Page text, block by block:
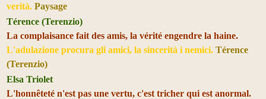
verità. Paysage
Térence (Terenzio)
La complaisance fait des amis, la vérité engendre la haine.
L'adulazione procura gli amici, la sincerità i nemici. Térence
(Terenzio)
Elsa Triolet
L'honnêteté n'est pas une vertu, c'est tricher qui est anormal.